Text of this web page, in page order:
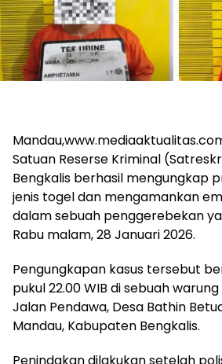
Satuan Reserse Kriminal
Bengkalis berhasil mengungkap
jenis togel dan mengamankan
dalam sebuah penggerebekan
Rabu malam, 28 Januari 2026.
Pengungkapan kasus tersebut
pukul 22.00 WIB di sebuah
Jalan Pendawa, Desa Bathin
Mandau, Kabupaten Bengkalis.